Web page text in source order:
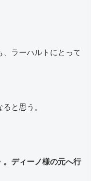
ラーハルトにとって
と思う。
。ディーノ様の元へ行